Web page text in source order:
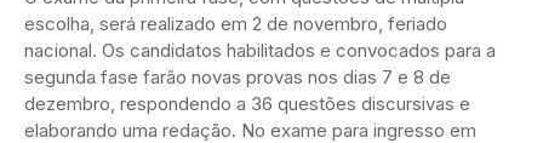
escolha, será realizado em 2 de novembro, feriado
nacional. Os candidatos habilitados e convocados para a
segunda fase farão novas provas nos dias 7 e 8 de
dezembro, respondendo a 36 questões discursivas e
elaborando uma redação. No exame para ingresso em